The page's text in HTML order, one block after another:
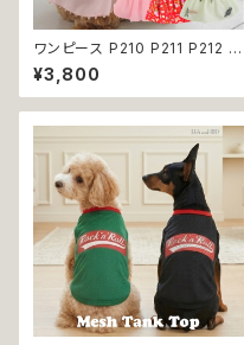
ワンピース P210 P211 P212 犬
イエロー ピンク ホワイト レッド
レモン 蝶 フラワー 猫 ペット 服
犬服 犬の服 犬洋服 犬の洋服
洋服 dog ドッグウェア ドッグウ
エア 女の子 小型犬 おしゃれ か
わいい 可愛い 透け感 コットン
返品交換不可
¥3,800